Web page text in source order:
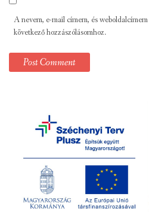
A nevem, e-mail címem, és
következő hozzászólásomhoz.